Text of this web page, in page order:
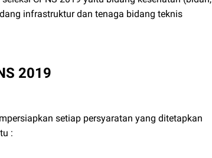
infrastruktur dan tenaga bidang teknis
2019
setiap persyaratan yang ditetapkan
: